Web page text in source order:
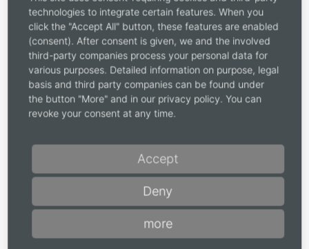
Richiesta cataloghi
Decenta (EN-FR-NL / 120 pag)
Accenta (EN-FR-NL / 96 pag)
Notizia*
Tutela privacy*
technologies to integrate certain features. When you
click the "Accept All" button, these features are enabled
(consent). After consent is given, we and the involved
third-party companies process your personal data for
various purposes. Detailed information on purpose, legal
basis and third party companies can be found under
the button "More" and in our privacy policy. You can
revoke your consent at any time.
Accept
Deny
more